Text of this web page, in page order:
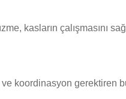
kasların çalışmasını
koordinasyon gerektiren